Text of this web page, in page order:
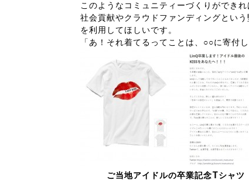
このようなコミュニティーづくりができれ
社会貢献やクラウドファンディングとい
を利用してほしいです。
「あ！それ着てるってことは、○○に寄付
ご当地アイドルの卒業記念Tシャツ